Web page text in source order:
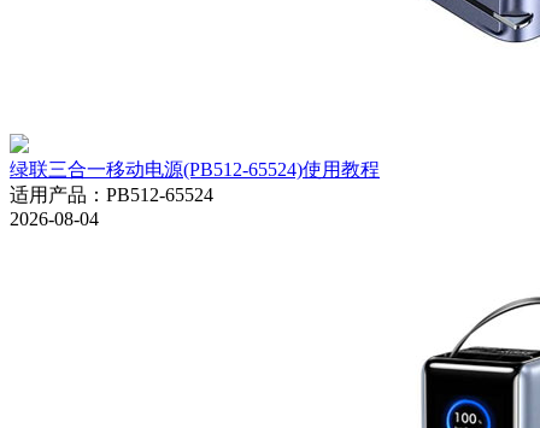
绿联三合一移动电源(PB512-65524)使用教程
适用产品 ： PB512-65524
2026-08-04